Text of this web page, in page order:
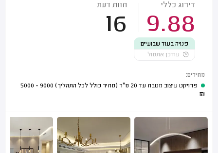
דירוג כללי
9.88
חוות דעת
16
פנויה בעוד שבועיים
עודכן אתמול
מחירים:
פרויקט עיצוב מטבח עד 20 מ"ר (מחיר כולל לכל התהליך)
9000 - 5000
₪